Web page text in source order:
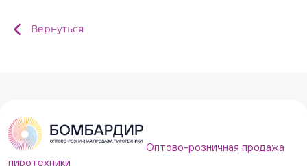
Вернуться
Оптово-розничная продажа
пиротехники